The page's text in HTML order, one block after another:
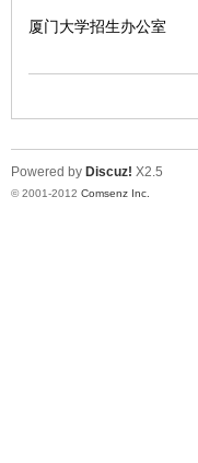
会
厦门大学招生办公室
Powered by Discuz! X2.5
© 2001-2012 Comsenz Inc.